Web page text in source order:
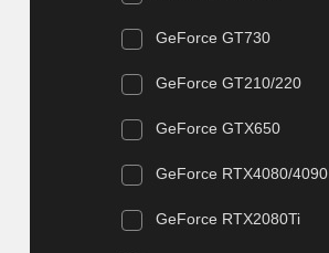
GeForce GT730
GeForce GT210/220
GeForce GTX650
GeForce RTX4080/4090
GeForce RTX2080Ti